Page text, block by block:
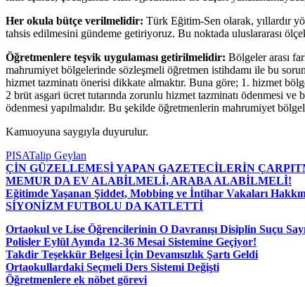
Her okula bütçe verilmelidir: Türk Eğitim-Sen olarak, yıllardır
tahsis edilmesini gündeme getiriyoruz. Bu noktada uluslararası
Öğretmenlere teşvik uygulaması getirilmelidir: Bölgeler arası
mahrumiyet bölgelerinde sözleşmeli öğretmen istihdamı ile bu
hizmet tazminatı önerisi dikkate almaktır. Buna göre; 1. hizmet
2 brüt asgari ücret tutarında zorunlu hizmet tazminatı ödenmesi ve
ödenmesi yapılmalıdır. Bu şekilde öğretmenlerin mahrumiyet
Kamuoyuna saygıyla duyurulur.
PISATalip Geylan
ÇİN GÜZELLEMESİ YAPAN GAZETECİLERİN
MEMUR DA EV ALABİLMELİ, ARABA ALABİLMELİ!
Eğitimde Yaşanan Şiddet, Mobbing ve İntihar Vakaları
SİYONİZM FUTBOLU DA KATLETTİ
Ortaokul ve Lise Öğrencilerinin O Davranışı Disiplin Suçu
Polisler Eylül Ayında 12-36 Mesai Sistemine Geçiyor!
Takdir Teşekkür Belgesi İçin Devamsızlık Şartı Geldi
Ortaokullardaki Seçmeli Ders Sistemi Değişti
Öğretmenlere ek nöbet görevi